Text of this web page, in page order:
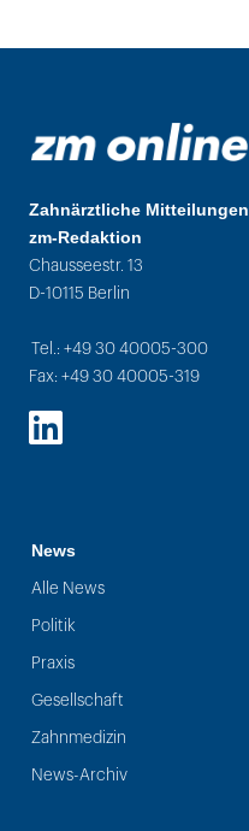
Zahnärztliche Mitteilungen
zm-Redaktion
Chausseestr. 13
D-10115 Berlin
Tel.: +49 30 40005-300
Fax: +49 30 40005-319
LinkedIn
News
Alle News
Politik
Praxis
Gesellschaft
Zahnmedizin
News-Archiv